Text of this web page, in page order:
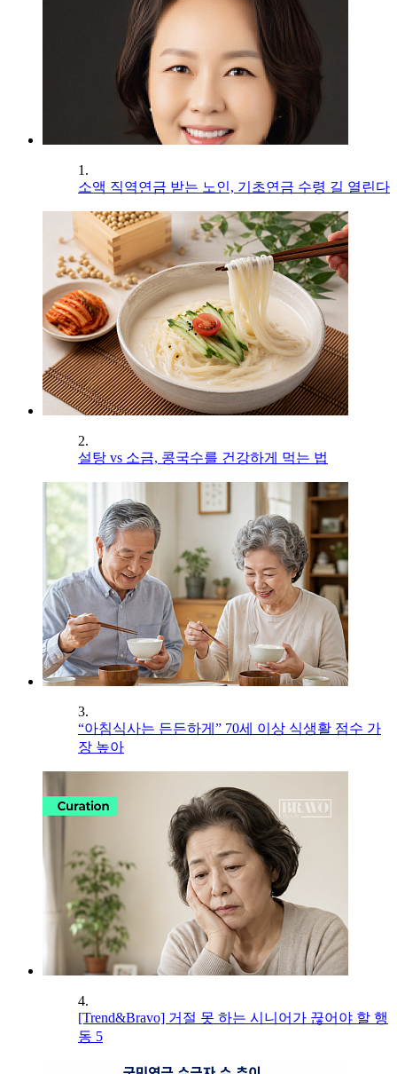
1.
소액 직역연금 받는 노인, 기초연금 수령 길 열린다
2.
설탕 vs 소금, 콩국수를 건강하게 먹는 법
3.
“아침식사는 든든하게” 70세 이상 식생활 점수 가
장 높아
4.
[Trend&Bravo] 거절 못 하는 시니어가 끊어야 할 행
동 5